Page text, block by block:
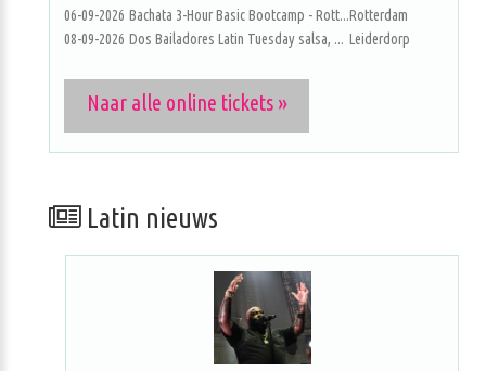
06-09-2026 Bachata 3-Hour Basic Bootcamp - Rott...Rotterdam
08-09-2026 Dos Bailadores Latin Tuesday salsa, ... Leiderdorp
Naar alle online tickets »
Latin nieuws